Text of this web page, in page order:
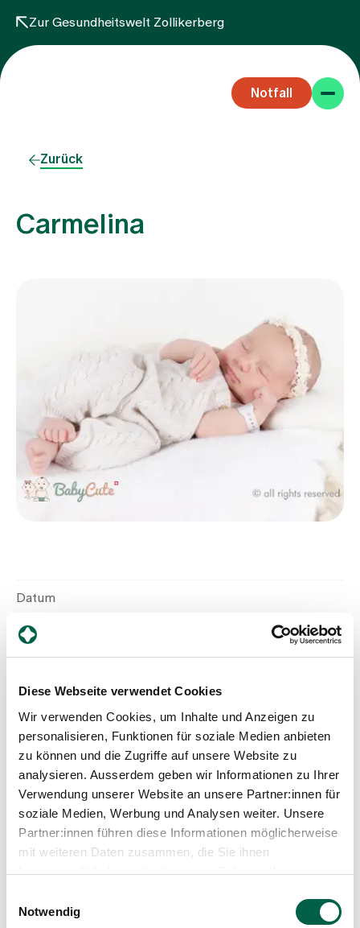
Diese Webseite verwendet Cookies
Wir verwenden Cookies, um Inhalte und Anzeigen zu
personalisieren, Funktionen für soziale Medien anbieten
zu können und die Zugriffe auf unsere Website zu
analysieren. Ausserdem geben wir Informationen zu Ihrer
Verwendung unserer Website an unsere Partner:innen für
soziale Medien, Werbung und Analysen weiter. Unsere
Partner:innen führen diese Informationen möglicherweise
mit weiteren Daten zusammen, die Sie ihnen
bereitgestellt haben oder die sie im Rahmen Ihrer
Notwendig
Zur Gesundheitswelt Zollikerberg
Notfall
Zuweisende
Events
Über uns
Babygalerie
Medien
Publikationen
Zurück
Carmelina
Datum
Geburtszeit
Geschlecht
Mädchen
Grösse
52 cm
Gewicht